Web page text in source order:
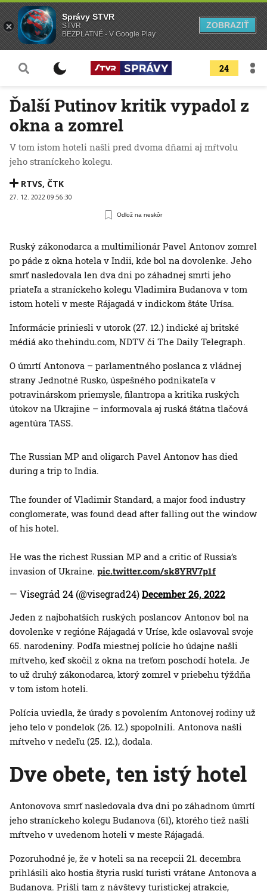
24
Ďalší Putinov kritik vypadol z
okna a zomrel
V tom istom hoteli našli pred dvoma dňami aj mŕtvolu
jeho straníckeho kolegu.
RTVS, ČTK
27. 12. 2022 09:56:30
Odlož na neskôr
Ruský zákonodarca a multimilionár Pavel Antonov zomrel
po páde z okna hotela v Indii, kde bol na dovolenke. Jeho
smrť nasledovala len dva dni po záhadnej smrti jeho
priateľa a straníckeho kolegu Vladimira Budanova v tom
istom hoteli v meste Rájagadá v indickom štáte Urísa.
Informácie priniesli v utorok (27. 12.) indické aj britské
médiá ako thehindu.com, NDTV či The Daily Telegraph.
O úmrtí Antonova – parlamentného poslanca z vládnej
strany Jednotné Rusko, úspešného podnikateľa v
potravinárskom priemysle, filantropa a kritika ruských
útokov na Ukrajine – informovala aj ruská štátna tlačová
agentúra TASS.
The Russian MP and oligarch Pavel Antonov has died
during a trip to India.
The founder of Vladimir Standard, a major food industry
conglomerate, was found dead after falling out the window
of his hotel.
He was the richest Russian MP and a critic of Russia’s
invasion of Ukraine. pic.twitter.com/sk8YRV7p1f
— Visegrád 24 (@visegrad24)December 26, 2022
Jeden z najbohatších ruských poslancov Antonov bol na
dovolenke v regióne Rájagadá v Uríse, kde oslavoval svoje
65. narodeniny. Podľa miestnej polície ho údajne našli
mŕtveho, keď skočil z okna na treťom poschodí hotela. Je
to už druhý zákonodarca, ktorý zomrel v priebehu týždňa
v tom istom hoteli.
Polícia uviedla, že úrady s povolením Antonovej rodiny už
jeho telo v pondelok (26. 12.) spopolnili. Antonova našli
mŕtveho v nedeľu (25. 12.), dodala.
Dve obete, ten istý hotel
Antonovova smrť nasledovala dva dni po záhadnom úmrtí
jeho straníckeho kolegu Budanova (61), ktorého tiež našli
mŕtveho v uvedenom hoteli v meste Rájagadá.
Pozoruhodné je, že v hoteli sa na recepcii 21. decembra
prihlásili ako hostia štyria ruskí turisti vrátane Antonova a
Budanova. Prišli tam z návštevy turistickej atrakcie,
Správy STVR
STVR
BEZPLATNÉ - V Google Play
ZOBRAZIŤ